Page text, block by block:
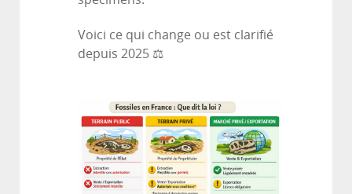
Voici ce qui change ou est clarifié
depuis 2025 ⚖️